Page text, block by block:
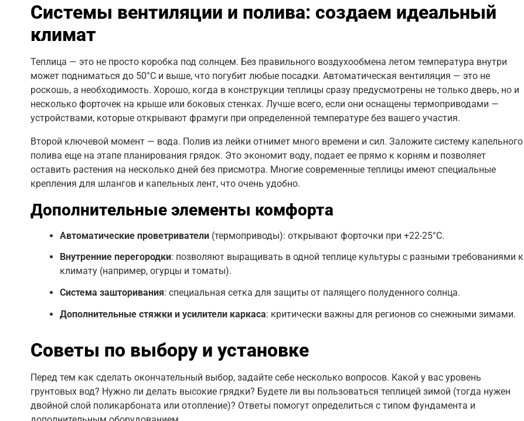
Системы вентиляции и полива: создаем идеальный
климат
Теплица — это не просто коробка под солнцем. Без правильного воздухообмена летом температура внутри
может подниматься до 50°C и выше, что погубит любые посадки. Автоматическая вентиляция — это не
роскошь, а необходимость. Хорошо, когда в конструкции теплицы сразу предусмотрены не только дверь, но и
несколько форточек на крыше или боковых стенках. Лучше всего, если они оснащены термоприводами —
устройствами, которые открывают фрамуги при определенной температуре без вашего участия.
Второй ключевой момент — вода. Полив из лейки отнимет много времени и сил. Заложите систему капельного
полива еще на этапе планирования грядок. Это экономит воду, подает ее прямо к корням и позволяет
оставить растения на несколько дней без присмотра. Многие современные теплицы имеют специальные
крепления для шлангов и капельных лент, что очень удобно.
Дополнительные элементы комфорта
Автоматические проветриватели (термоприводы): открывают форточки при +22-25°C.
Внутренние перегородки: позволяют выращивать в одной теплице культуры с разными требованиями к
климату (например, огурцы и томаты).
Система зашторивания: специальная сетка для защиты от палящего полуденного солнца.
Дополнительные стяжки и усилители каркаса: критически важны для регионов со снежными зимами.
Советы по выбору и установке
Перед тем как сделать окончательный выбор, задайте себе несколько вопросов. Какой у вас уровень
грунтовых вод? Нужно ли делать высокие грядки? Будете ли вы пользоваться теплицей зимой (тогда нужен
двойной слой поликарбоната или отопление)? Ответы помогут определиться с типом фундамента и